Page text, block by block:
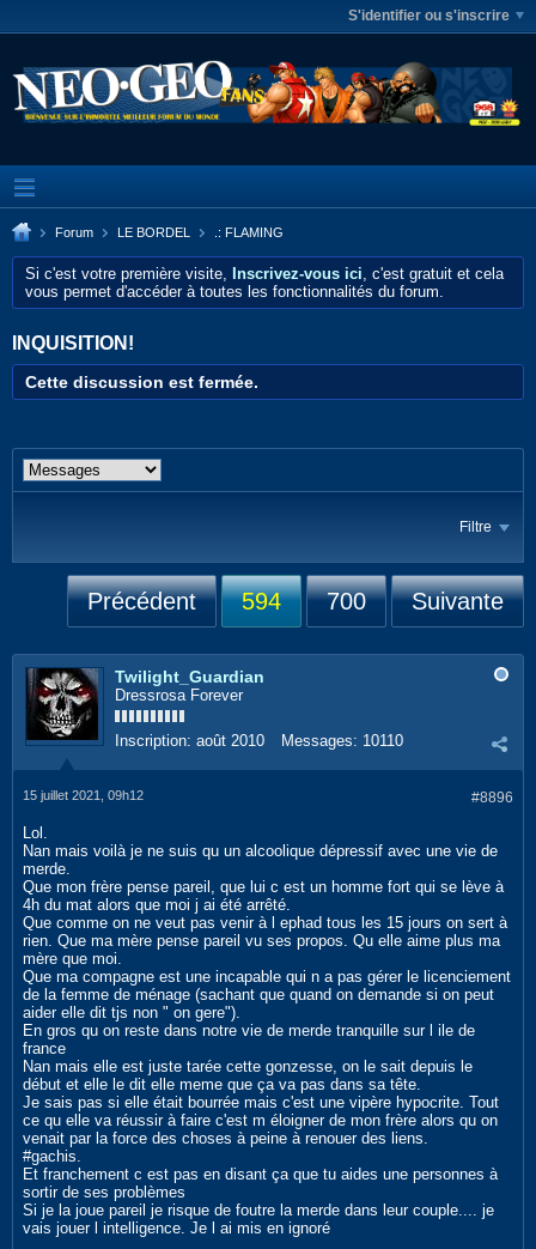
S'identifier ou s'inscrire
Forum LE BORDEL .: FLAMING
Si c'est votre première visite, Inscrivez-vous ici, c'est gratuit et cela
vous permet d'accéder à toutes les fonctionnalités du forum.
INQUISITION!
Cette discussion est fermée.
Filtre
Précédent 594 700 Suivante
Twilight_Guardian
Dressrosa Forever
Inscription: août 2010 Messages: 10110
#8896
15 juillet 2021, 09h12
Lol.
Nan mais voilà je ne suis qu un alcoolique dépressif avec une vie de
merde.
Que mon frère pense pareil, que lui c est un homme fort qui se lève à
4h du mat alors que moi j ai été arrêté.
Que comme on ne veut pas venir à l ephad tous les 15 jours on sert à
rien. Que ma mère pense pareil vu ses propos. Qu elle aime plus ma
mère que moi.
Que ma compagne est une incapable qui n a pas gérer le licenciement
de la femme de ménage (sachant que quand on demande si on peut
aider elle dit tjs non " on gere").
En gros qu on reste dans notre vie de merde tranquille sur l ile de
france
Nan mais elle est juste tarée cette gonzesse, on le sait depuis le
début et elle le dit elle meme que ça va pas dans sa tête.
Je sais pas si elle était bourrée mais c'est une vipère hypocrite. Tout
ce qu elle va réussir à faire c'est m éloigner de mon frère alors qu on
venait par la force des choses à peine à renouer des liens.
#gachis.
Et franchement c est pas en disant ça que tu aides une personnes à
sortir de ses problèmes
Si je la joue pareil je risque de foutre la merde dans leur couple.... je
vais jouer l intelligence. Je l ai mis en ignoré